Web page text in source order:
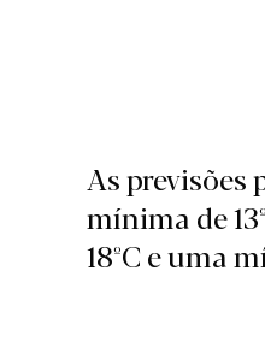
As previsões
mínima de
18ºC e uma